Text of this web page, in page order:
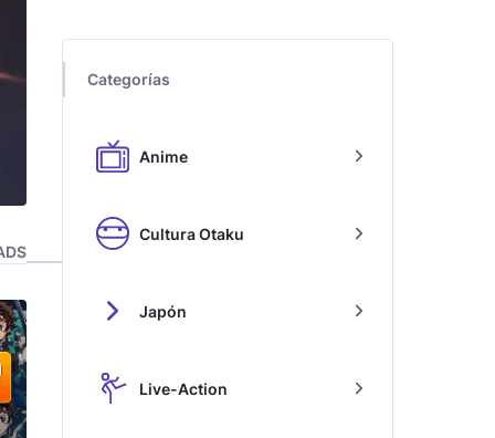
Categorías
Anime
Cultura Otaku
Japón
Live-Action